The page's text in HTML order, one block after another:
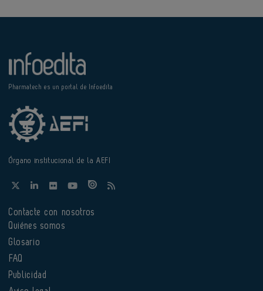
Pharmatech es un portal de Infoedita
Órgano institucional de la AEFI
Contacte con nosotros
Quiénes somos
Glosario
FAQ
Publicidad